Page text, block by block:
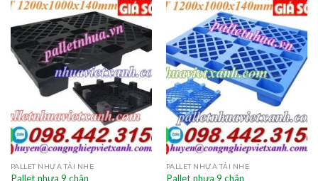
PALLET NHỰA TẢI NHẸ
Pallet nhựa 9 chân
PALLET NHỰA TẢI NHẸ
Pallet nhựa 9 chân